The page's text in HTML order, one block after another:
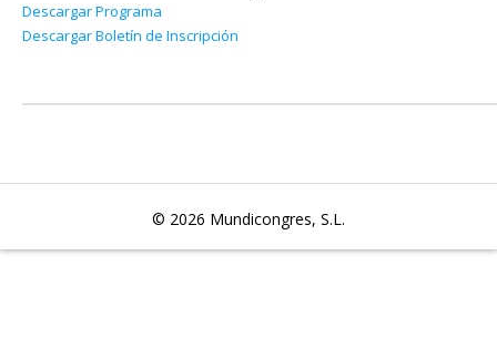
Descargar Programa
Descargar Boletín de Inscripción
© 2026 Mundicongres, S.L.